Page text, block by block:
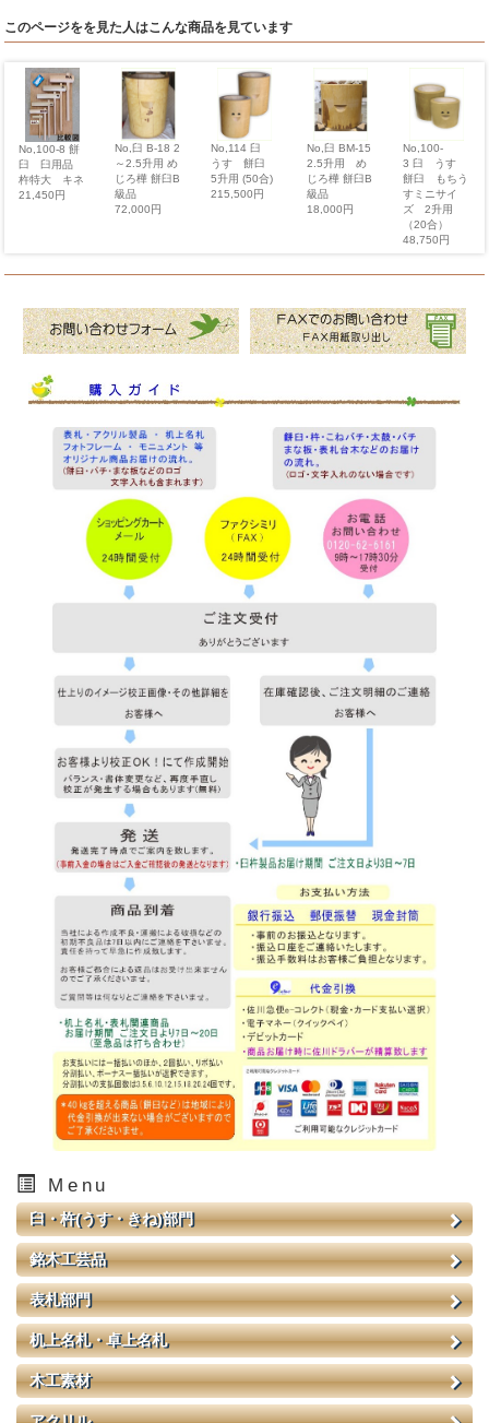
このページをを見た人はこんな商品を見ています
No,100-8 餅
臼 臼用品
杵特大 キネ
21,450円
No,臼 B-18 2
～2.5升用 め
じろ樺 餅臼B
級品
72,000円
No,114 臼
うす 餅臼
5升用 (50合)
215,500円
No,臼 BM-15
2.5升用 め
じろ樺 餅臼B
級品
18,000円
No,100-
3 臼 うす
餅臼 もちう
すミニサイ
ズ 2升用
（20合）
48,750円
Menu
臼・杵(うす・きね)部門
銘木工芸品
表札部門
机上名札・卓上名札
木工素材